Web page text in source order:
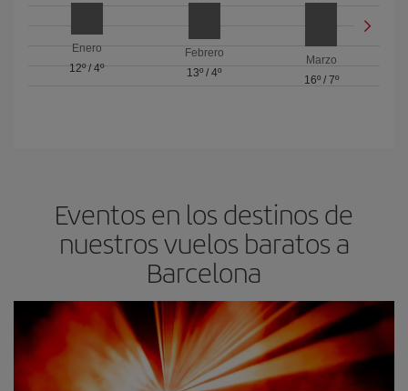
Enero
12º/4º
Febrero
13º / 4º
Marzo
16º/ 7º
Eventos en los destinos de
nuestros vuelos baratos a
Barcelona